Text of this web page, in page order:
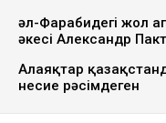
әл-Фарабидегі жол
әкесі Александр
Алаяқтар
несие рәсімдеген